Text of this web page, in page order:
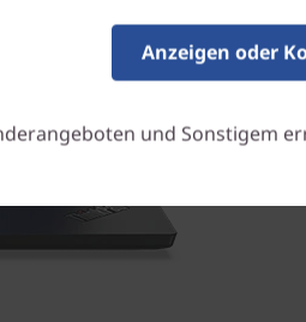
Sie
Anzeigen oder
und Sonstigem